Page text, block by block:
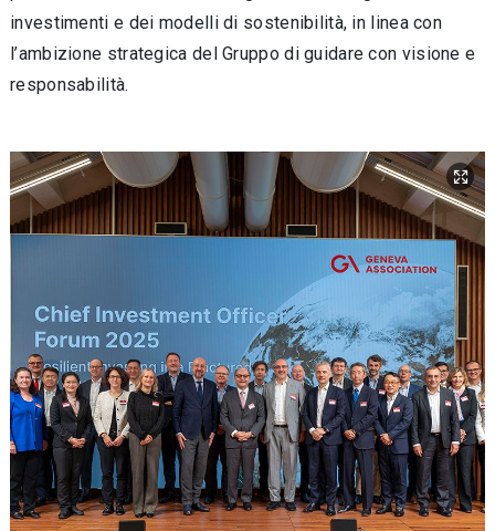
investimenti e dei modelli di sostenibilità, in linea con
l’ambizione strategica del Gruppo di guidare con visione e
responsabilità.